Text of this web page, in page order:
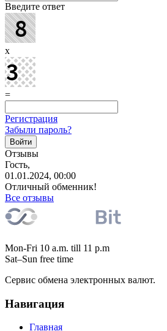
Введите ответ
x
=
Регистрация
Забыли пароль?
Отзывы
Гость,
01.01.2024, 00:00
Отличный обменник!
Все отзывы
Mon-Fri 10 a.m. till 11 p.m
Sat–Sun free time
Сервис обмена электронных валют.
Навигация
Главная